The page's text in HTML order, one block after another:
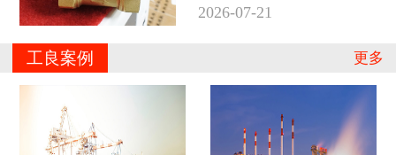
2026-07-21
更多
工良案例